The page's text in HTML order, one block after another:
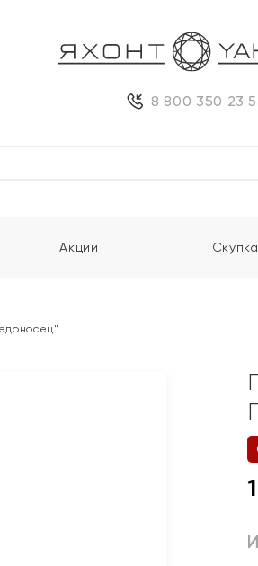
8 800 350 23
Акции